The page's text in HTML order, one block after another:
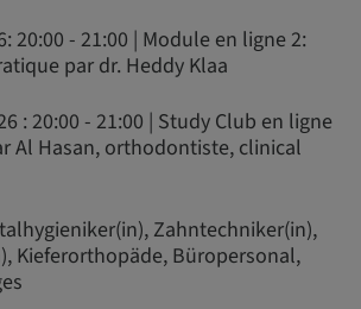
20:00 - 21:00 | Module en ligne 2:
par dr. Heddy Klaa
: 20:00 - 21:00 | Study Club en ligne
Al Hasan, orthodontiste, clinical
Zahntechniker(in),
Kieferorthopäde, Büropersonal,